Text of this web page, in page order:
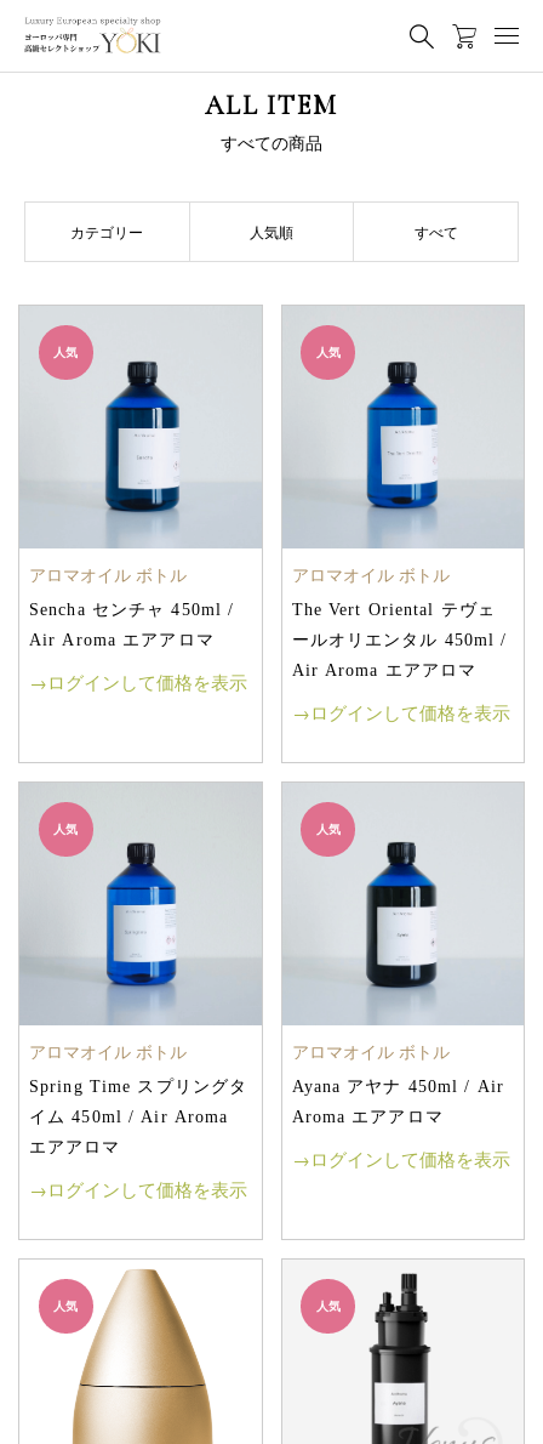
ALL ITEM
すべての商品
カテゴリー 人気順 すべて
アロマオイル ボトル
Sencha センチャ 450ml /
Air Aroma エアアロマ
→ログインして価格を表示
人気
アロマオイル ボトル
The Vert Oriental テヴェ
ールオリエンタル 450ml /
Air Aroma エアアロマ
→ログインして価格を表示
人気
アロマオイル ボトル
Spring Time スプリングタ
イム 450ml / Air Aroma
エアアロマ
→ログインして価格を表示
人気
アロマオイル ボトル
Ayana アヤナ 450ml / Air
Aroma エアアロマ
→ログインして価格を表示
人気
人気 人気